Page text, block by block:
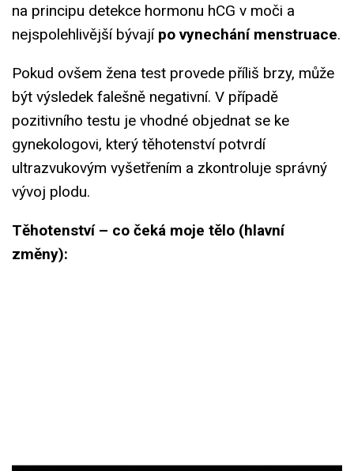
na principu detekce hormonu hCG v moči a
nejspolehlivější bývají po vynechání menstruace.
Pokud ovšem žena test provede příliš brzy, může
být výsledek falešně negativní. V případě
pozitivního testu je vhodné objednat se ke
gynekologovi, který těhotenství potvrdí
ultrazvukovým vyšetřením a zkontroluje správný
vývoj plodu.
Těhotenství – co čeká moje tělo (hlavní
změny):